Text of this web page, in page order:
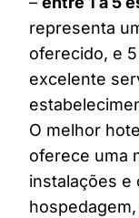
representa
oferecido, e
excelente
O melhor
oferece uma
instalações e
hospedagem,